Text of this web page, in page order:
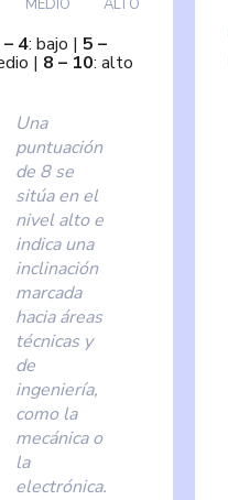
MEDIO ALTO
– 4: bajo | 5 –
| 8 – 10: alto
Una
puntuación
de 8 se
sitúa en el
nivel alto e
indica una
inclinación
marcada
hacia áreas
técnicas y
de
ingeniería,
como la
mecánica o
la
electrónica.